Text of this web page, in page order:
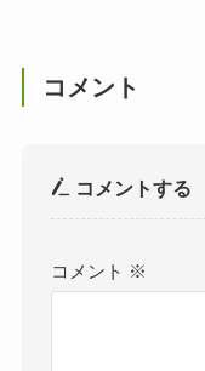
コメント
コメントする
コメント ※